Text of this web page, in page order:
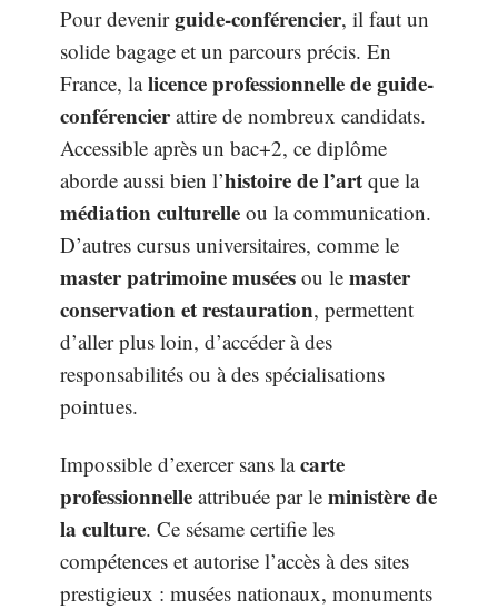
Pour devenirguide-conférencier, il faut un
solide bagage et un parcours précis. En
France, lalicence professionnelle de guide-
conférencierattire de nombreux candidats.
Accessible après un bac+2, ce diplôme
aborde aussi bien l’histoire de l’art que la
médiation culturelle ou la communication.
D’autres cursus universitaires, comme le
master patrimoine musées ou le master
conservation et restauration, permettent
d’aller plus loin, d’accéder à des
responsabilités ou à des spécialisations
pointues.
Impossible d’exercer sans lacarte
professionnelle attribuée par le ministère de
la culture. Ce sésame certifie les
compétences et autorise l’accès à des sites
prestigieux : musées nationaux, monuments